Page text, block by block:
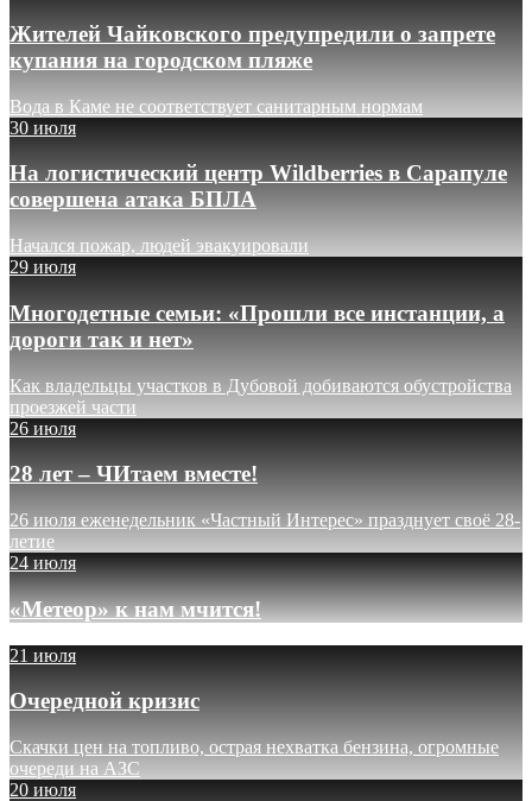
Жителей Чайковского предупредили о запрете
купания на городском пляже
Вода в Каме не соответствует санитарным нормам
30 июля
На логистический центр Wildberries в Сарапуле
совершена атака БПЛА
Начался пожар, людей эвакуировали
29 июля
Многодетные семьи: «Прошли все инстанции, а
дороги так и нет»
Как владельцы участков в Дубовой добиваются обустройства
проезжей части
26 июля
28 лет – ЧИтаем вместе!
26 июля еженедельник «Частный Интерес» празднует своё 28-
летие
24 июля
«Метеор» к нам мчится!
21 июля
Очередной кризис
Скачки цен на топливо, острая нехватка бензина, огромные
очереди на АЗС
20 июля